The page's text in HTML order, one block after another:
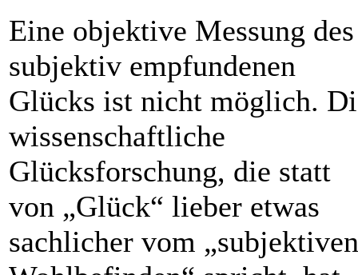
Eine objektive Messung des
subjektiv empfundenen
Glücks ist nicht möglich.
wissenschaftliche
Glücksforschung, die statt
von „Glück“ lieber etwas
sachlicher vom „subjektiven